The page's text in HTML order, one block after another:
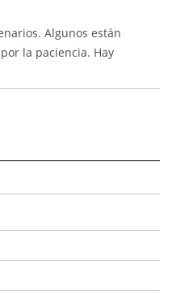
Algunos están
la paciencia. Hay